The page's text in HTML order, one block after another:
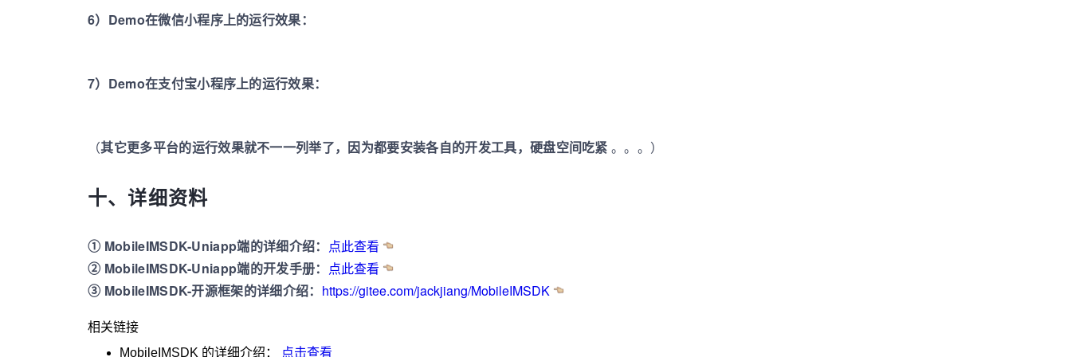
6）Demo在微信小程序上的运行效果：
7）Demo在支付宝小程序上的运行效果：
（其它更多平台的运行效果就不一一列举了，因为都要安装各自的开发工具，硬盘空间吃紧 。。。）
十、详细资料
① MobileIMSDK-Uniapp端的详细介绍： 点此查看
② MobileIMSDK-Uniapp端的开发手册： 点此查看
③ MobileIMSDK-开源框架的详细介绍： https://gitee.com/jackjiang/MobileIMSDK
相关链接
MobileIMSDK 的详细介绍： 点击查看